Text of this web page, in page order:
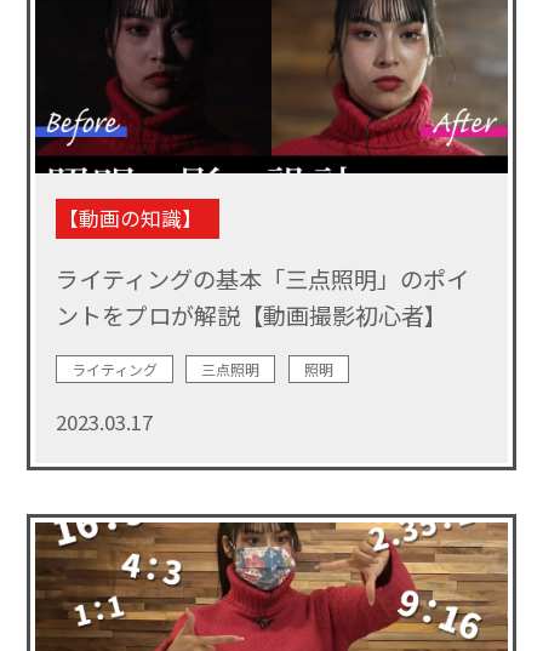
【動画の知識】
ライティングの基本「三点照明」のポイ
ントをプロが解説【動画撮影初心者】
ライティング 三点照明 照明
2023.03.17